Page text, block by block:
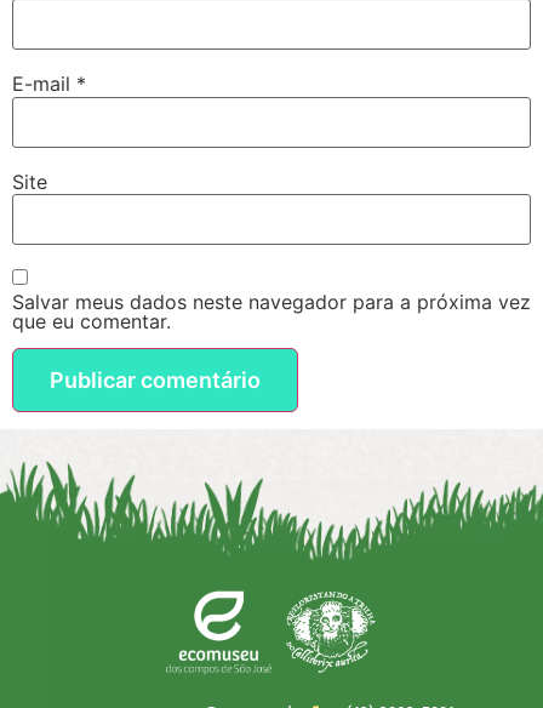
E-mail *
Site
Salvar meus dados neste navegador para a próxima vez
que eu comentar.